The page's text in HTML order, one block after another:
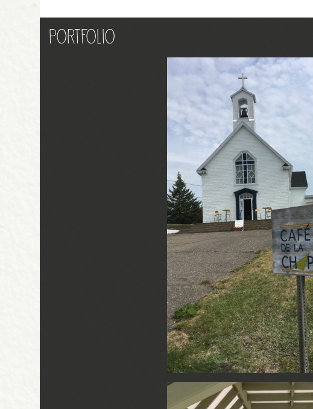
Portfolio